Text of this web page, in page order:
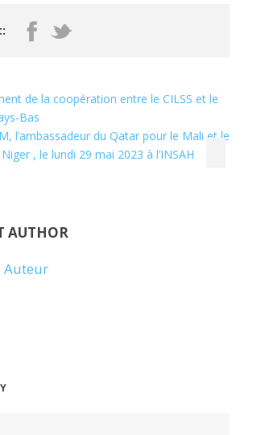
de la coopération entre le CILSS et le
Bas
l’ambassadeur du Qatar pour le Mali et le
Niger , le lundi 29 mai 2023 à l’INSAH
AUTHOR
Auteur